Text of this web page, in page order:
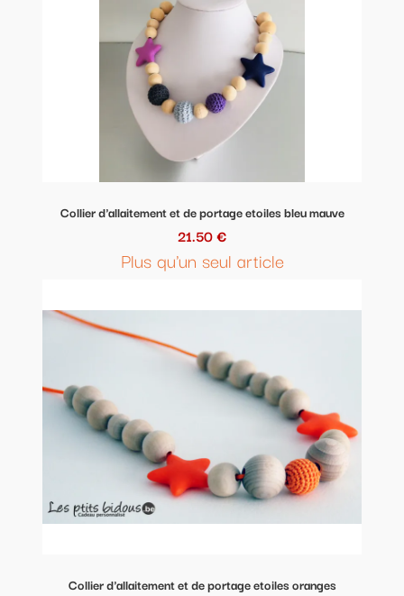
Collier d'allaitement et de portage etoiles bleu mauve
21.50 €
Plus qu'un seul article
Collier d'allaitement et de portage etoiles oranges